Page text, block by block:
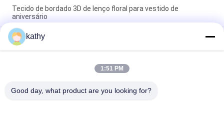
Tecido de bordado 3D de lenço floral para vestido de
aniversário
Borboleta colorida de alta qualidade Sequin suave de tecido
bordado Pattern Piece Dye Mesh Ground para vestido de
moda
Tecido bordado de lenço de flores semi-simples para
kathy
1:51 PM
Good day, what product are you looking for?